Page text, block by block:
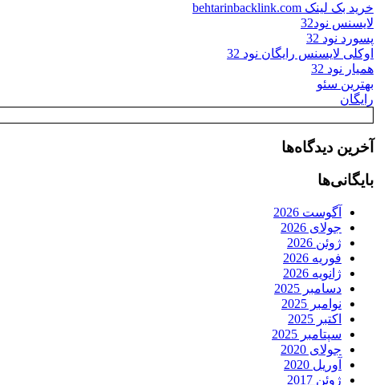
خرید بک لینک behtarinbacklink.com
لایسنس نود32
پسورد نود 32
اوکلی لایسنس رایگان نود 32
همیار نود 32
بهترین سئو
رایگان
آخرین دیدگاه‌ها
بایگانی‌ها
آگوست 2026
جولای 2026
ژوئن 2026
فوریه 2026
ژانویه 2026
دسامبر 2025
نوامبر 2025
اکتبر 2025
سپتامبر 2025
جولای 2020
آوریل 2020
ژوئن 2017